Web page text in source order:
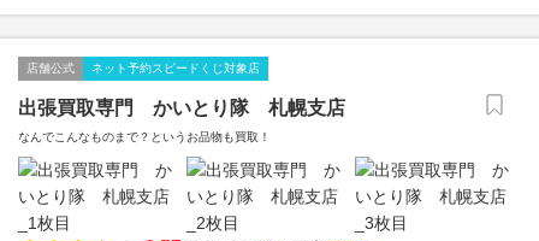
店舗公式 ネット予約スピードくじ対象店
出張買取専門 かいとり隊 札幌支店
なんでこんなものまで？というお品物も買取！